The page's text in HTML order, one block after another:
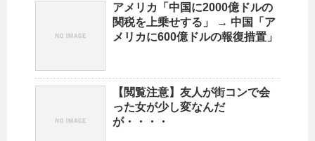
アメリカ「中国に2000億ドルの
関税を上乗せする」 → 中国「ア
メリカに600億ドルの報復措置」
【閲覧注意】友人が街コンで会
った女が少し変なんだ
が・・・・